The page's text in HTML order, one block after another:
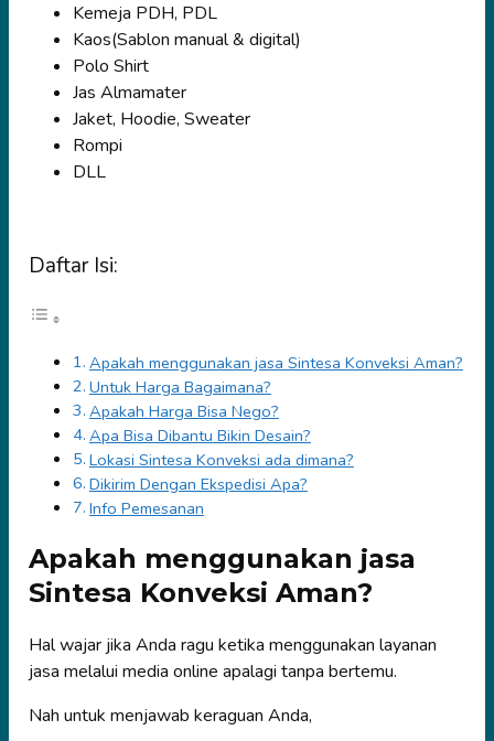
Kemeja PDH, PDL
Kaos(Sablon manual & digital)
Polo Shirt
Jas Almamater
Jaket, Hoodie, Sweater
Rompi
DLL
Daftar Isi:
Apakah menggunakan jasa Sintesa Konveksi Aman?
Untuk Harga Bagaimana?
Apakah Harga Bisa Nego?
Apa Bisa Dibantu Bikin Desain?
Lokasi Sintesa Konveksi ada dimana?
Dikirim Dengan Ekspedisi Apa?
Info Pemesanan
Apakah menggunakan jasa
Sintesa Konveksi Aman?
Hal wajar jika Anda ragu ketika menggunakan layanan
jasa melalui media online apalagi tanpa bertemu.
Nah untuk menjawab keraguan Anda,